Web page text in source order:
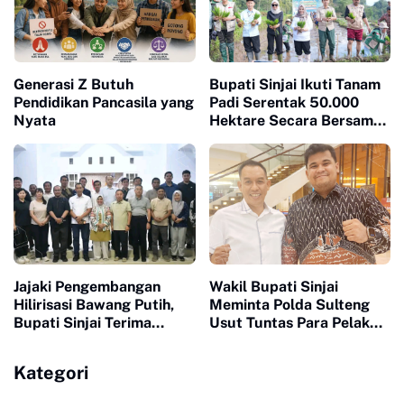
Generasi Z Butuh
Pendidikan Pancasila yang
Nyata
Bupati Sinjai Ikuti Tanam
Padi Serentak 50.000
Hektare Secara Bersama
Jajaki Pengembangan
Hilirisasi Bawang Putih,
Bupati Sinjai Terima
Wakil Bupati Sinjai
Meminta Polda Sulteng
Usut Tuntas Para Pelaku
Kategori